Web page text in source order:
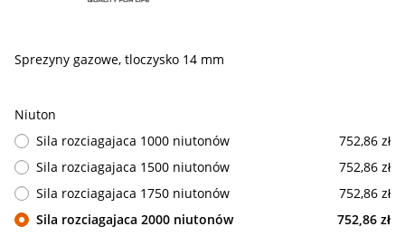
Sprezyny gazowe, tloczysko 14 mm
Niuton
Sila rozciagajaca 1000 niutonów
752,86 zł
Sila rozciagajaca 1500 niutonów
752,86 zł
Sila rozciagajaca 1750 niutonów
752,86 zł
Sila rozciagajaca 2000 niutonów
752,86 zł